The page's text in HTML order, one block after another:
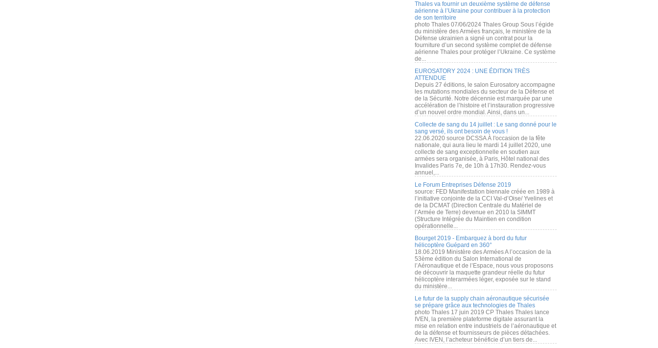
Thales va fournir un deuxième système de défense
aérienne à l’Ukraine pour contribuer à la protection
de son territoire
photo Thales 07/06/2024 Thales Group Sous l’égide
du ministère des Armées français, le ministère de la
Défense ukrainien a signé un contrat pour la
fourniture d’un second système complet de défense
aérienne Thales pour protéger l’Ukraine. Ce système
de...
EUROSATORY 2024 : UNE ÉDITION TRÈS
ATTENDUE
Depuis 27 éditions, le salon Eurosatory accompagne
les mutations mondiales du secteur de la Défense et
de la Sécurité. Notre décennie est marquée par une
accélération de l’histoire et l’instauration progressive
d’un nouvel ordre mondial. Ainsi, dans un...
Collecte de sang du 14 juillet : Le sang donné pour le
sang versé, ils ont besoin de vous !
22.06.2020 source DCSSA À l'occasion de la fête
nationale, qui aura lieu le mardi 14 juillet 2020, une
collecte de sang exceptionnelle en soutien aux
armées sera organisée, à Paris, Hôtel national des
Invalides Paris 7e, de 10h à 17h30. Rendez-vous
annuel,...
Le Forum Entreprises Défense 2019
source: FED Manifestation biennale créée en 1989 à
l’initiative conjointe de la CCI Val-d’Oise/ Yvelines et
de la DCMAT (Direction Centrale du Matériel de
l’Armée de Terre) devenue en 2010 la SIMMT
(Structure Intégrée du Maintien en condition
opérationnelle...
Bourget 2019 - Embarquez à bord du futur
hélicoptère Guépard en 360°
18.06.2019 Ministère des Armées A l’occasion de la
53ème édition du Salon International de
l’Aéronautique et de l’Espace, nous vous proposons
de découvrir la maquette grandeur réelle du futur
hélicoptère interarmées léger, exposée sur le stand
du ministère...
Le futur de la supply chain aéronautique sécurisée
se prépare grâce aux technologies de Thales
photo Thales 17 juin 2019 CP Thales Thales lance
IVEN, la première plateforme digitale assurant la
mise en relation entre industriels de l’aéronautique et
de la défense et fournisseurs de pièces détachées.
Avec IVEN, l’acheteur bénéficie d’un tiers de...